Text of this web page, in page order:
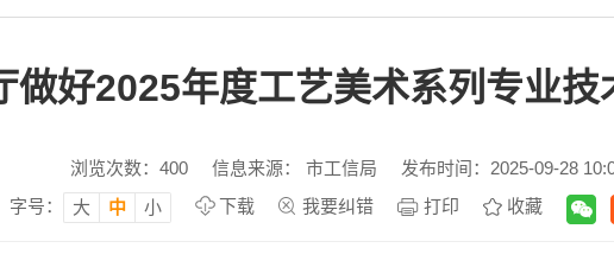
做好2025年度工艺美术系列专业
浏览次数： 400 信息来源： 市工信局
发布时间：2025-09-28
字号：
大 中 小 下载 我要纠错 打印 收藏